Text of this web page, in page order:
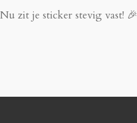
zit je sticker stevig vast! 🎉